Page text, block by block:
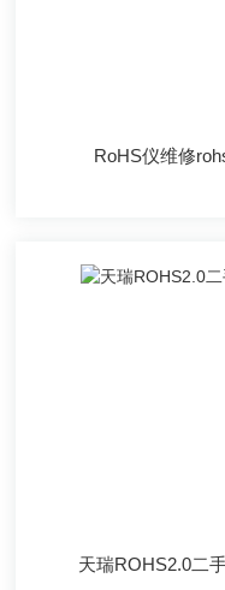
RoHS仪维修
天瑞ROHS2.0二